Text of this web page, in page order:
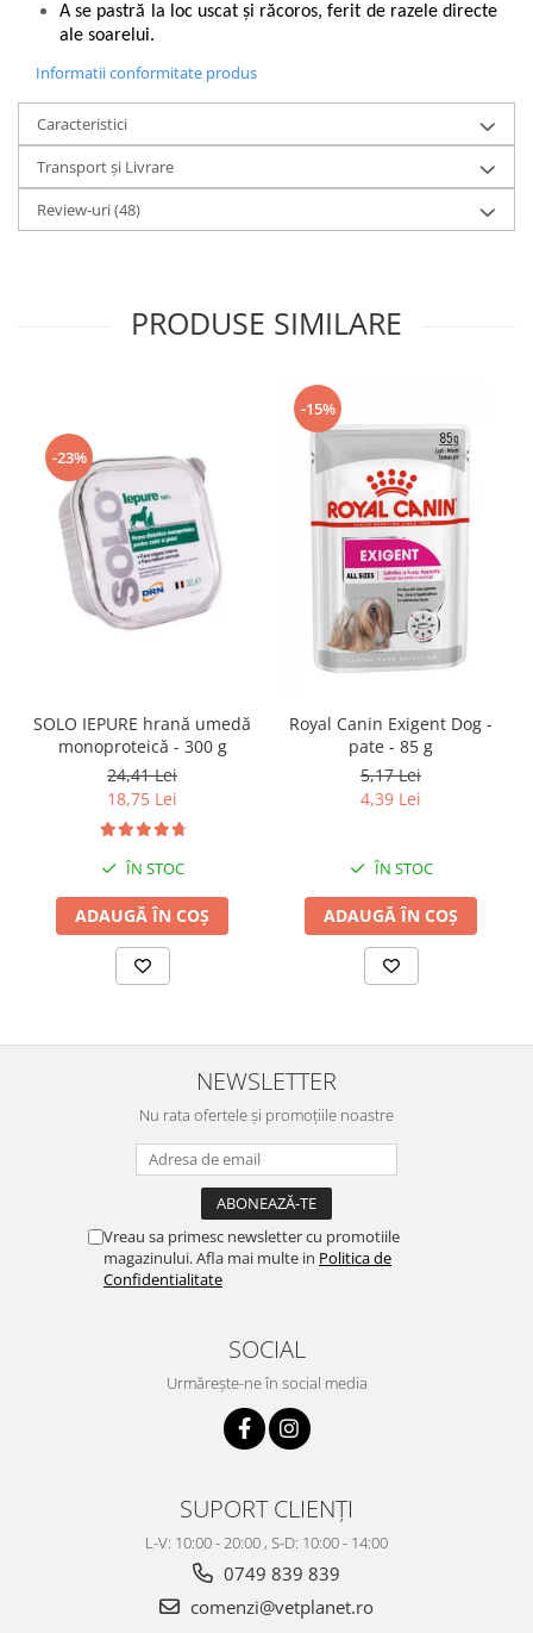
A se pastră la loc uscat și răcoros, ferit de razele directe
ale soarelui.
Informatii conformitate produs
Caracteristici
Transport și Livrare
Review-uri(48)
PRODUSE SIMILARE
-23%
SOLO IEPURE hrană umedă
monoproteică - 300 g
24,41 Lei
18,75 Lei
ÎN STOC
ADAUGĂ ÎN COȘ
-15%
Royal Canin Exigent Dog -
pate - 85 g
5,17 Lei
4,39 Lei
ÎN STOC
ADAUGĂ ÎN COȘ
NEWSLETTER
Nu rata ofertele și promoțiile noastre
Vreau sa primesc newsletter cu promotiile
magazinului. Afla mai multe in Politica de
Confidentialitate
SOCIAL
Urmărește-ne în social media
SUPORT CLIENȚI
L-V: 10:00 - 20:00 , S-D: 10:00 - 14:00
0749 839 839
comenzi@vetplanet.ro